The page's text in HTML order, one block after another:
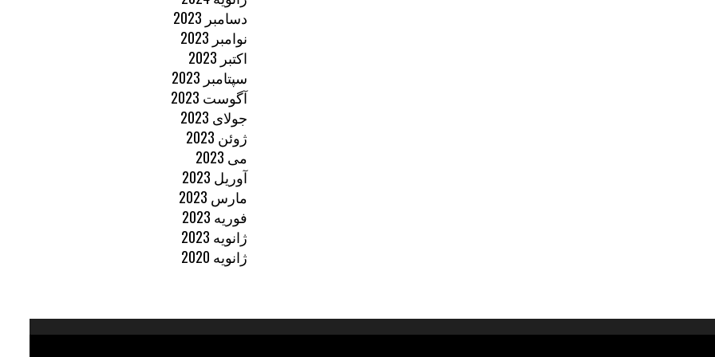
دسامبر 2023
نوامبر 2023
اکتبر 2023
سپتامبر 2023
آگوست 2023
جولای 2023
ژوئن 2023
می 2023
آوریل 2023
مارس 2023
فوریه 2023
ژانویه 2023
ژانویه 2020